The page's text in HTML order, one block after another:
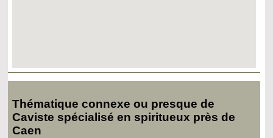
Thématique connexe ou presque de
Caviste spécialisé en spiritueux près de
Caen